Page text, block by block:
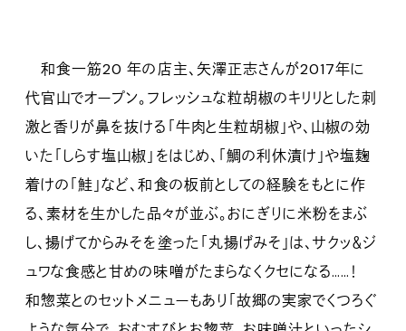
和食一筋20 年の店主、矢澤正志さんが2017年に
代官山でオープン。フレッシュな粒胡椒のキリリとした刺
激と香りが鼻を抜ける「牛肉と生粒胡椒」や、山椒の効
いた「しらす塩山椒」をはじめ、「鯛の利休漬け」や塩麹
着けの「鮭」など、和食の板前としての経験をもとに作
る、素材を生かした品々が並ぶ。おにぎりに米粉をまぶ
し、揚げてからみそを塗った「丸揚げみそ」は、サクッ＆ジ
ュワな食感と甘めの味噌がたまらなくクセになる……！
和惣菜とのセットメニューもあり「故郷の実家でくつろぐ